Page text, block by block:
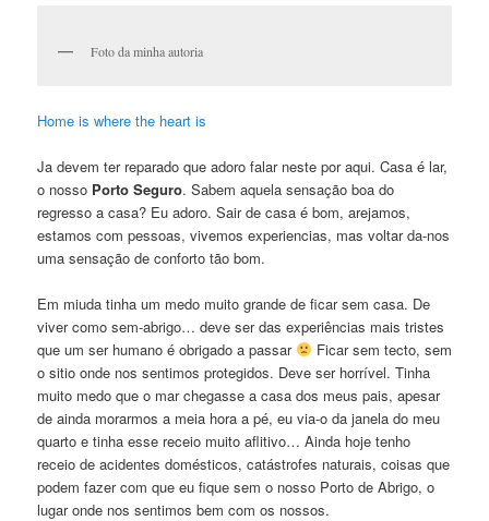
Foto da minha autoria
Home is where the heart is
Ja devem ter reparado que adoro falar neste por aqui. Casa é lar,
o nosso Porto Seguro. Sabem aquela sensação boa do
regresso a casa? Eu adoro. Sair de casa é bom, arejamos,
estamos com pessoas, vivemos experiencias, mas voltar da-nos
uma sensação de conforto tão bom.
Em miuda tinha um medo muito grande de ficar sem casa. De
viver como sem-abrigo… deve ser das experiências mais tristes
que um ser humano é obrigado a passar
Ficar sem tecto, sem
o sitio onde nos sentimos protegidos. Deve ser horrível. Tinha
muito medo que o mar chegasse a casa dos meus pais, apesar
de ainda morarmos a meia hora a pé, eu via-o da janela do meu
quarto e tinha esse receio muito aflitivo… Ainda hoje tenho
receio de acidentes domésticos, catástrofes naturais, coisas que
podem fazer com que eu fique sem o nosso Porto de Abrigo, o
lugar onde nos sentimos bem com os nossos.